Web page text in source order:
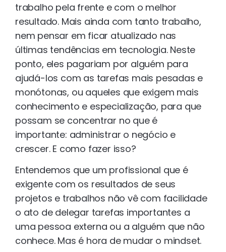
trabalho pela frente e com o melhor
resultado. Mais ainda com tanto trabalho,
nem pensar em ficar atualizado nas
últimas tendências em tecnologia. Neste
ponto, eles pagariam por alguém para
ajudá-los com as tarefas mais pesadas e
monótonas, ou aqueles que exigem mais
conhecimento e especialização, para que
possam se concentrar no que é
importante: administrar o negócio e
crescer. E como fazer isso?
Entendemos que um profissional que é
exigente com os resultados de seus
projetos e trabalhos não vê com facilidade
o ato de delegar tarefas importantes a
uma pessoa externa ou a alguém que não
conhece. Mas é hora de mudar o mindset.